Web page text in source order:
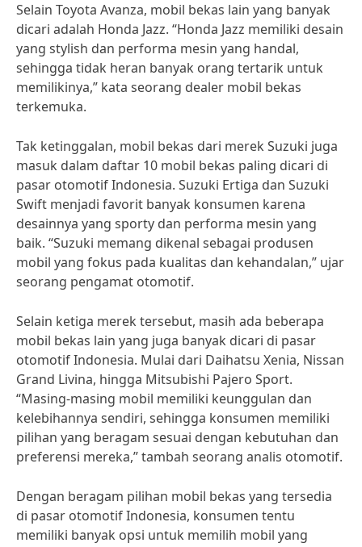
Selain Toyota Avanza, mobil bekas lain yang banyak
dicari adalah Honda Jazz. “Honda Jazz memiliki desain
yang stylish dan performa mesin yang handal,
sehingga tidak heran banyak orang tertarik untuk
memilikinya,” kata seorang dealer mobil bekas
terkemuka.
Tak ketinggalan, mobil bekas dari merek Suzuki juga
masuk dalam daftar 10 mobil bekas paling dicari di
pasar otomotif Indonesia. Suzuki Ertiga dan Suzuki
Swift menjadi favorit banyak konsumen karena
desainnya yang sporty dan performa mesin yang
baik. “Suzuki memang dikenal sebagai produsen
mobil yang fokus pada kualitas dan kehandalan,” ujar
seorang pengamat otomotif.
Selain ketiga merek tersebut, masih ada beberapa
mobil bekas lain yang juga banyak dicari di pasar
otomotif Indonesia. Mulai dari Daihatsu Xenia, Nissan
Grand Livina, hingga Mitsubishi Pajero Sport.
“Masing-masing mobil memiliki keunggulan dan
kelebihannya sendiri, sehingga konsumen memiliki
pilihan yang beragam sesuai dengan kebutuhan dan
preferensi mereka,” tambah seorang analis otomotif.
Dengan beragam pilihan mobil bekas yang tersedia
di pasar otomotif Indonesia, konsumen tentu
memiliki banyak opsi untuk memilih mobil yang